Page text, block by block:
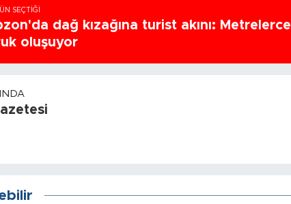
SEÇTIĞI
dağ kızağına turist akını: Metrelerce
oluşuyor